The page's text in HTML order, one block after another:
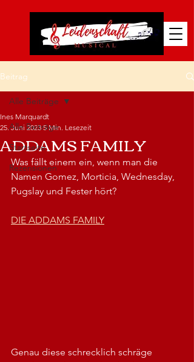
Beitrag
Alle Beiträge
Startseite
Rezensionen
Alle Beiträge
ADDAMS FAMILY
Ines Marquardt
25. Juni 2023 5 Min. Lesezeit
Was fällt einem ein, wenn man die
Namen Gomez, Morticia, Wednesday,
Pugslay und Fester hört?
DIE ADDAMS FAMILY
Genau diese schrecklich schräge